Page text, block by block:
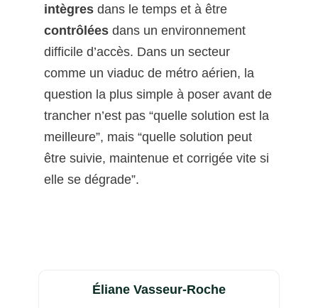
intègres dans le temps et à être
contrôlées dans un environnement
difficile d’accès. Dans un secteur
comme un viaduc de métro aérien, la
question la plus simple à poser avant de
trancher n’est pas “quelle solution est la
meilleure”, mais “quelle solution peut
être suivie, maintenue et corrigée vite si
elle se dégrade”.
Éliane Vasseur-Roche